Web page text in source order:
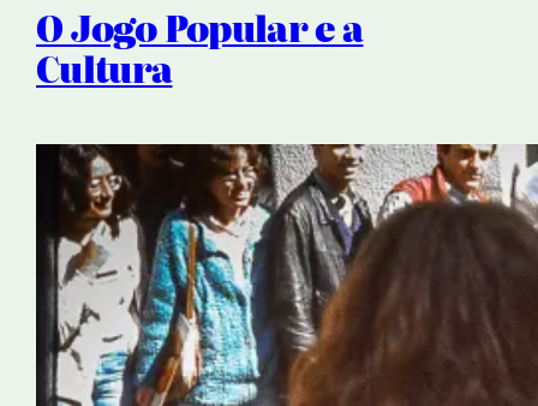
O Jogo Popular e a
Cultura